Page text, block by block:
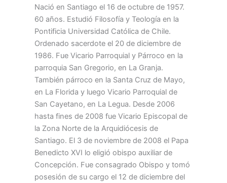
Nació en Santiago el 16 de octubre de 1957.
60 años. Estudió Filosofía y Teología en la
Pontificia Universidad Católica de Chile.
Ordenado sacerdote el 20 de diciembre de
1986. Fue Vicario Parroquial y Párroco en la
parroquia San Gregorio, en La Granja.
También párroco en la Santa Cruz de Mayo,
en La Florida y luego Vicario Parroquial de
San Cayetano, en La Legua. Desde 2006
hasta fines de 2008 fue Vicario Episcopal de
la Zona Norte de la Arquidiócesis de
Santiago. El 3 de noviembre de 2008 el Papa
Benedicto XVI lo eligió obispo auxiliar de
Concepción. Fue consagrado Obispo y tomó
posesión de su cargo el 12 de diciembre del